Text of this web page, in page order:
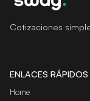
Cotizaciones
ENLACES RÁPIDOS
Home